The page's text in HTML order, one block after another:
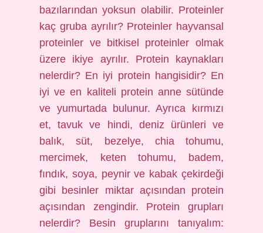
bazılarından yoksun olabilir. Proteinler
kaç gruba ayrılır? Proteinler hayvansal
proteinler ve bitkisel proteinler olmak
üzere ikiye ayrılır. Protein kaynakları
nelerdir? En iyi protein hangisidir? En
iyi ve en kaliteli protein anne sütünde
ve yumurtada bulunur. Ayrıca kırmızı
et, tavuk ve hindi, deniz ürünleri ve
balık, süt, bezelye, chia tohumu,
mercimek, keten tohumu, badem,
fındık, soya, peynir ve kabak çekirdeği
gibi besinler miktar açısından protein
açısından zengindir. Protein grupları
nelerdir? Besin gruplarını tanıyalım: